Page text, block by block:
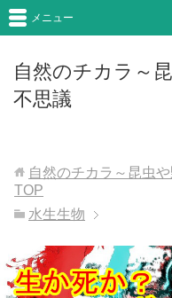
自然のチカラ～
不思議
メニュー
自然のチカラ～昆虫
TOP
水生生物